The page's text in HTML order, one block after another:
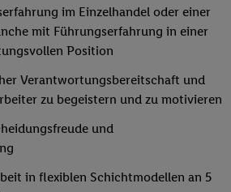
im Einzelhandel oder einer
mit Führungserfahrung in einer
Position
Verantwortungsbereitschaft und
zu begeistern und zu motivieren
und
in flexiblen Schichtmodellen an 5